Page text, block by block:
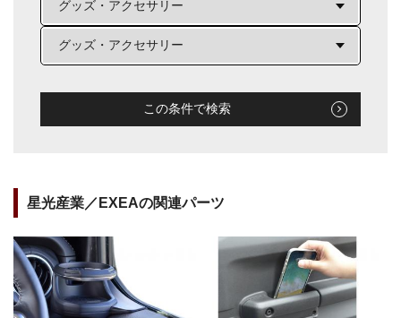
この条件で検索
星光産業／EXEAの関連パーツ